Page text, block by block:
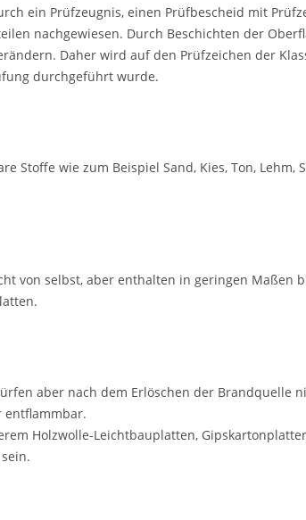
ein Prüfzeugnis, einen Prüfbescheid mit
nachgewiesen. Durch Beschichten der
Daher wird auf den Prüfzeichen der
durchgeführt wurde.
Stoffe wie zum Beispiel Sand, Kies, Ton, Lehm,
von selbst, aber enthalten in geringen Maßen
aber nach dem Erlöschen der Brandquelle
entflammbar.
Holzwolle-Leichtbauplatten,